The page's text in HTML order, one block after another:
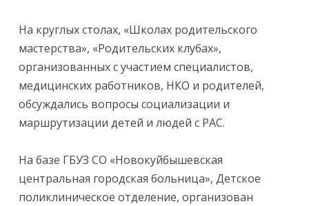
На круглых столах, «Школах родительского
мастерства», «Родительских клубах»,
организованных с участием специалистов,
медицинских работников, НКО и родителей,
обсуждались вопросы социализации и
маршрутизации детей и людей с РАС.
На базе ГБУЗ СО «Новокуйбышевская
центральная городская больница», Детское
поликлиническое отделение, организован